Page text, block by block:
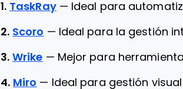
1. TaskRay — Ideal para
2. Scoro — Ideal para la gestión
3. Wrike — Mejor para
4. Miro — Ideal para gestión